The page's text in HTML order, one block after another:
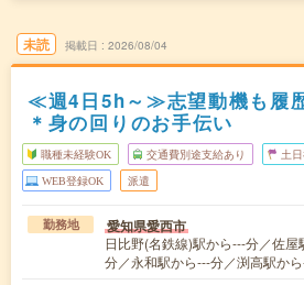
未読 掲載日 2026/08/04
≪週4日5h～≫志望動機も履
＊身の回りのお手伝い
職種未経験OK 交通費別途支給あり 土
WEB登録OK 派遣
勤務地 愛知県愛西市
日比野(名鉄線)駅から---分／佐
分／永和駅から---分／渕高駅か